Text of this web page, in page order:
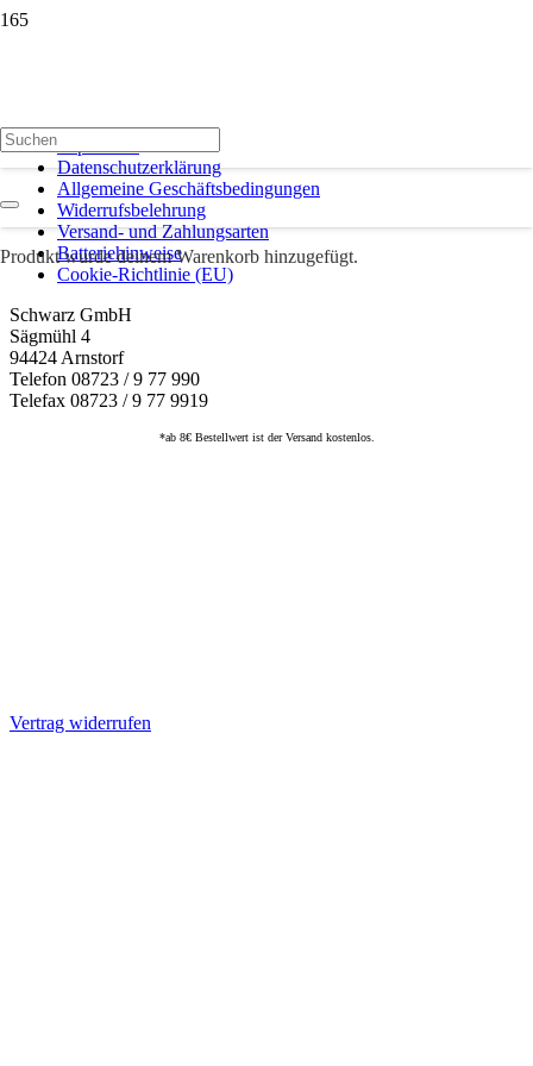
Produktwurde deinem Warenkorb hinzugefügt.
Datenschutzerklärung
Allgemeine Geschäftsbedingungen
Widerrufsbelehrung
Versand- und Zahlungsarten
Batteriehinweise
Cookie-Richtlinie (EU)
Schwarz GmbH
Sägmühl 4
94424 Arnstorf
Telefon 08723 / 9 77 990
Telefax 08723 / 9 77 9919
*ab 8€ Bestellwert ist der Versand kostenlos.
Vertrag widerrufen